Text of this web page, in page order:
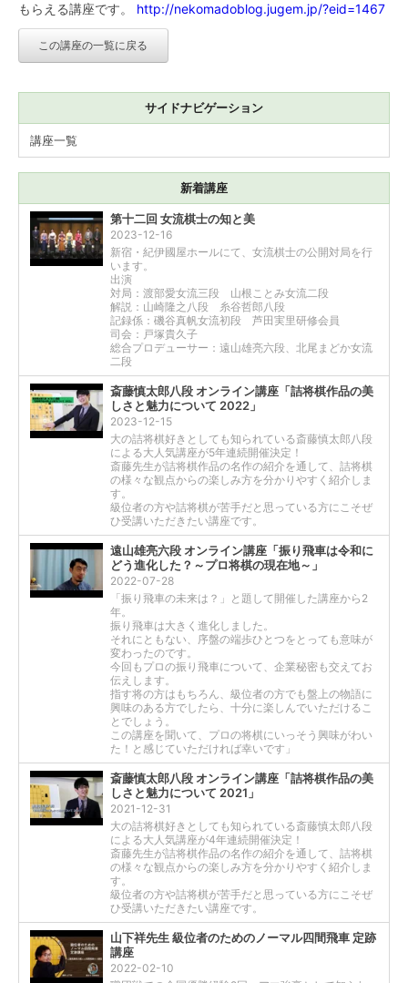
もらえる講座です。 http://nekomadoblog.jugem.jp/?eid=1467
この講座の一覧に戻る
サイドナビゲーション
講座一覧
新着講座
第十二回 女流棋士の知と美
2023-12-16
新宿・紀伊國屋ホールにて、女流棋士の公開対局を行
います。
出演
対局：渡部愛女流三段 山根ことみ女流二段
解説：山崎隆之八段 糸谷哲郎八段
記録係：磯谷真帆女流初段 芦田実里研修会員
司会：戸塚貴久子
総合プロデューサー：遠山雄亮六段、北尾まどか女流
二段
斎藤慎太郎八段 オンライン講座「詰将棋作品の美
しさと魅力について 2022」
2023-12-15
大の詰将棋好きとしても知られている斎藤慎太郎八段
による大人気講座が5年連続開催決定！
斎藤先生が詰将棋作品の名作の紹介を通して、詰将棋
の様々な観点からの楽しみ方を分かりやすく紹介しま
す。
級位者の方や詰将棋が苦手だと思っている方にこそぜ
ひ受講いただきたい講座です。
遠山雄亮六段 オンライン講座「振り飛車は令和に
どう進化した？～プロ将棋の現在地～」
2022-07-28
「振り飛車の未来は？」と題して開催した講座から2
年。
振り飛車は大きく進化しました。
それにともない、序盤の端歩ひとつをとっても意味が
変わったのです。
今回もプロの振り飛車について、企業秘密も交えてお
伝えします。
指す将の方はもちろん、級位者の方でも盤上の物語に
興味のある方でしたら、十分に楽しんでいただけるこ
とでしょう。
この講座を聞いて、プロの将棋にいっそう興味がわい
た！と感じていただければ幸いです」
斎藤慎太郎八段 オンライン講座「詰将棋作品の美
しさと魅力について 2021」
2021-12-31
大の詰将棋好きとしても知られている斎藤慎太郎八段
による大人気講座が4年連続開催決定！
斎藤先生が詰将棋作品の名作の紹介を通して、詰将棋
の様々な観点からの楽しみ方を分かりやすく紹介しま
す。
級位者の方や詰将棋が苦手だと思っている方にこそぜ
ひ受講いただきたい講座です。
山下祥先生 級位者のためのノーマル四間飛車 定跡
講座
2022-02-10